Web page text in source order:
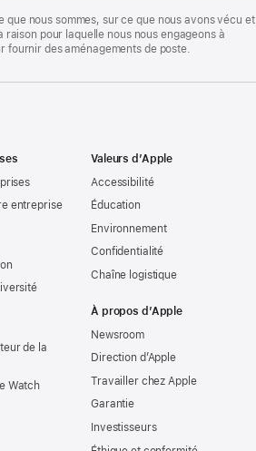
nous sommes, sur ce que nous avons vécu et
pour laquelle nous nous engageons à
fournir des aménagements de poste.
entreprise
de la
Watch
Valeurs d’Apple
Accessibilité
Éducation
Environnement
Confidentialité
Chaîne logistique
À propos d’Apple
Newsroom
Direction d’Apple
Travailler chez Apple
Garantie
Investisseurs